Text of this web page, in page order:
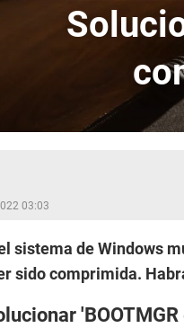
03:03
sistema de Windows
sido comprimida.